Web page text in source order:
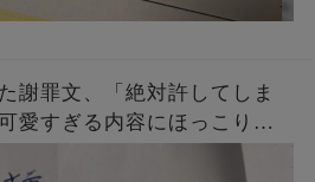
謝罪文、「絶対許してしま
愛すぎる内容にほっこり…